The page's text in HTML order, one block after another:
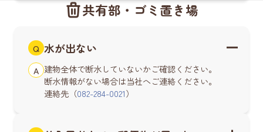
共有部・ゴミ置き場
Q 水が出ない
A 建物全体で断水していないかご確認ください。
断水情報がない場合は当社へご連絡ください。
連絡先（082-284-0021）